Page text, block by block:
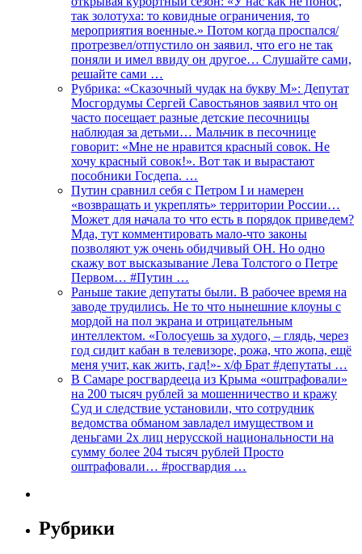
так золотуха: то ковидные ограничения, то
мероприятия военные.» Потом когда проспался/
протрезвел/отпустило он заявил, что его не так
поняли и имел ввиду он другое… Слушайте сами,
решайте сами …
Рубрика: «Сказочный чудак на букву М»: Депутат
Мосгордумы Сергей Савостьянов заявил что он
часто посещает разные детские песочницы
наблюдая за детьми… Мальчик в песочнице
говорит: «Мне не нравится красный совок. Не
хочу красный совок!». Вот так и вырастают
пособники Госдепа. …
Путин сравнил себя с Петром I и намерен
«возвращать и укреплять» территории России…
Может для начала то что есть в порядок приведем?
Мда, тут комментировать мало-что законы
позволяют уж очень обидчивый ОН. Но одно
скажу вот высказывание Лева Толстого о Петре
Первом… #Путин …
Раньше такие депутаты были. В рабочее время на
заводе трудились. Не то что нынешние клоуны с
мордой на пол экрана и отрицательным
интеллектом. «Голосуешь за худого, – глядь, через
год сидит кабан в телевизоре, рожа, что жопа, ещё
меня учит, как жить, гад!»- х/ф Брат #депутаты …
В Самаре росгвардееца из Крыма «оштрафовали»
на 200 тысяч рублей за мошенничество и кражу
Суд и следствие установили, что сотрудник
ведомства обманом завладел имуществом и
деньгами 2х лиц нерусской национальности на
сумму более 204 тысяч рублей Просто
оштрафовали… #росгвардия …
Рубрики